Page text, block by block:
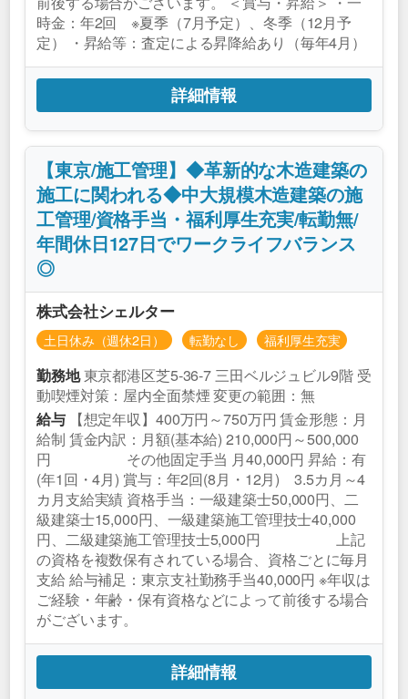
時金：年2回 ※夏季（7月予定）、冬季（12月予
定） ・昇給等：査定による昇降給あり（毎年4月）
詳細情報
【東京/施工管理】◆革新的な木造建築の
施工に関われる◆中大規模木造建築の施
工管理/資格手当・福利厚生充実/転勤無/
年間休日127日でワークライフバランス
◎
株式会社シェルター
土日休み（週休2日） 転勤なし 福利厚生充実
勤務地東京都港区芝5‐36-7 三田ベルジュビル9階 受
動喫煙対策：屋内全面禁煙 変更の範囲：無
給与【想定年収】400万円～750万円 賃金形態：月
給制 賃金内訳：月額(基本給) 210,000円～500,000
円 その他固定手当 月40,000円 昇給：有
(年1回・4月) 賞与：年2回(8月・12月) 3.5カ月～4
カ月支給実績 資格手当：一級建築士50,000円、二
級建築士15,000円、一級建築施工管理技士40,000
円、二級建築施工管理技士5,000円 上記
の資格を複数保有されている場合、資格ごとに毎月
支給 給与補足：東京支社勤務手当40,000円 ※年収は
ご経験・年齢・保有資格などによって前後する場合
がございます。
詳細情報